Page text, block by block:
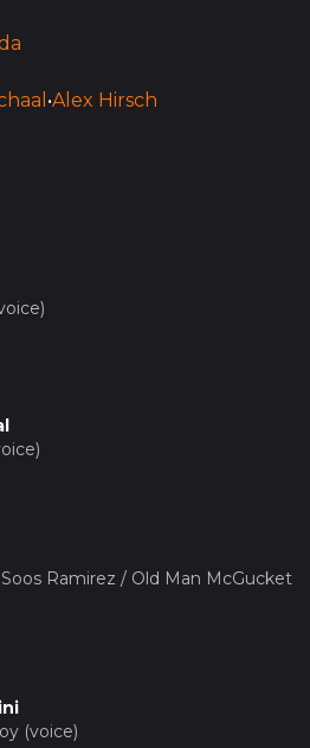
•Alex Hirsch
Ramirez / Old Man McGucket
(voice)